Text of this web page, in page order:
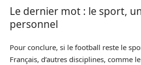
Le dernier mot : le sport,
personnel
Pour conclure, si le football reste le
Français, d’autres disciplines, comme